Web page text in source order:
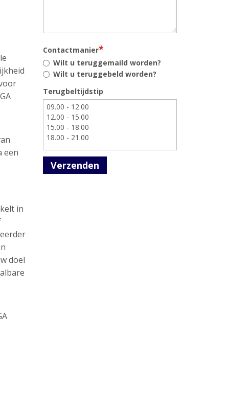
een
in
doel
Contactmanier*
Wilt u teruggemaild worden?
Wilt u teruggebeld worden?
Terugbeltijdstip
Verzenden